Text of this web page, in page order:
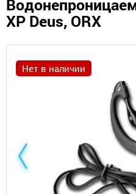
XP Deus, ORX
Нет в наличии